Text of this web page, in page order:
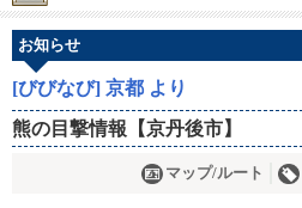
お知らせ
[びびなび] 京都 より
熊の目撃情報【京丹後市】
マップ/ルート